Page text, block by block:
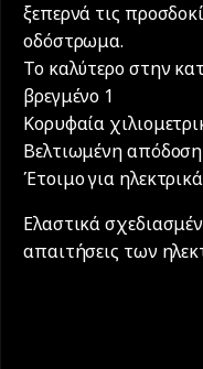
ξεπερνά τις
οδόστρωμα.
Το καλύτερο στην
βρεγμένο 1
Κορυφαία
Βελτιωμένη απόδοση
Έτοιμο για
Ελαστικά
απαιτήσεις των